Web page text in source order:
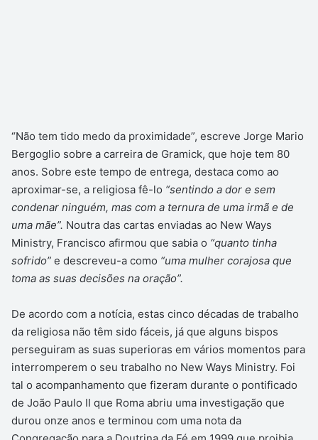
“Não tem tido medo da proximidade”, escreve Jorge Mario
Bergoglio sobre a carreira de Gramick, que hoje tem 80
anos. Sobre este tempo de entrega, destaca como ao
aproximar-se, a religiosa fê-lo “sentindo a dor e sem
condenar ninguém, mas com a ternura de uma irmã e de
uma mãe”. Noutra das cartas enviadas ao New Ways
Ministry, Francisco afirmou que sabia o “quanto tinha
sofrido” e descreveu-a como “uma mulher corajosa que
toma as suas decisões na oração”.
De acordo com a notícia, estas cinco décadas de trabalho
da religiosa não têm sido fáceis, já que alguns bispos
perseguiram as suas superioras em vários momentos para
interromperem o seu trabalho no New Ways Ministry. Foi
tal o acompanhamento que fizeram durante o pontificado
de João Paulo II que Roma abriu uma investigação que
durou onze anos e terminou com uma nota da